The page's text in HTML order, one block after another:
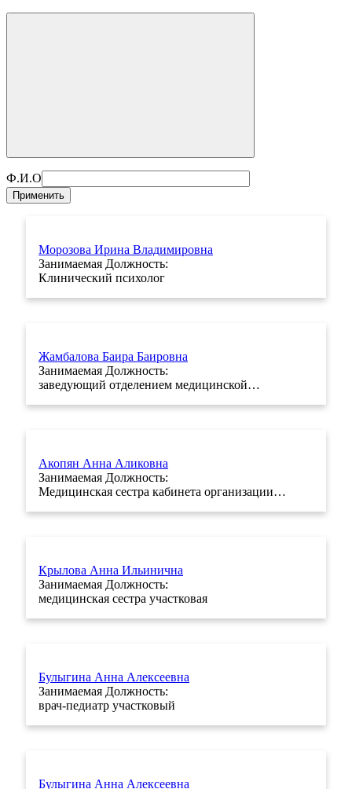
Ф.И.О
Морозова Ирина Владимировна
Занимаемая Должность:
Клинический психолог
Жамбалова Баира Баировна
Занимаемая Должность:
заведующий отделением медицинской…
Акопян Анна Аликовна
Занимаемая Должность:
Медицинская сестра кабинета организации…
Крылова Анна Ильинична
Занимаемая Должность:
медицинская сестра участковая
Булыгина Анна Алексеевна
Занимаемая Должность:
врач-педиатр участковый
Булыгина Анна Алексеевна